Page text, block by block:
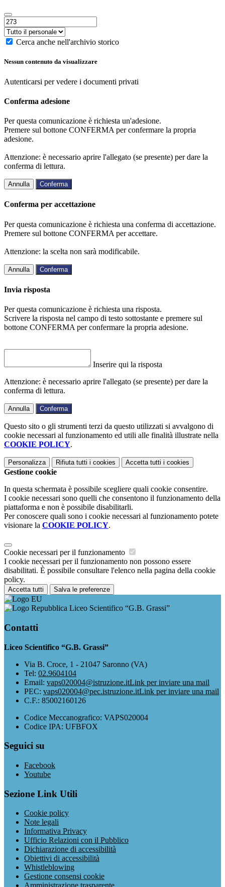
Cerca anche nell'archivio storico
Nessun contenuto da visualizzare
Autenticarsi per vedere i documenti privati
Conferma adesione
Per questa comunicazione è richiesta un'adesione.
Premere sul bottone CONFERMA per confermare la propria
adesione.
Attenzione: è necessario aprire l'allegato (se presente) per dare la
conferma di lettura.
Annulla Conferma
Conferma per accettazione
Per questa comunicazione è richiesta una conferma di accettazione.
Premere sul bottone CONFERMA per accettare.
Attenzione: la scelta non sarà modificabile.
Annulla Conferma
Invia risposta
Per questa comunicazione è richiesta una risposta.
Scrivere la risposta nel campo di testo sottostante e premere sul
bottone CONFERMA per confermare la propria adesione.
Inserire qui la risposta
Attenzione: è necessario aprire l'allegato (se presente) per dare la
conferma di lettura.
Annulla Conferma
Questo sito o gli strumenti terzi da questo utilizzati si avvalgono di
cookie necessari al funzionamento ed utili alle finalità illustrate nella
COOKIE POLICY.
Personalizza Rifiuta tutti i cookies Accetta tutti i cookies
Gestione cookie
In questa schermata è possibile scegliere quali cookie consentire.
I cookie necessari sono quelli che consentono il funzionamento della
piattaforma e non è possibile disabilitarli.
Per conoscere quali sono i cookie necessari al funzionamento potete
visionare la COOKIE POLICY.
Cookie necessari per il funzionamento
I cookie necessari per il funzionamento non possono essere
disabilitati. È possibile consultare l'elenco nella pagina della cookie
policy.
Accetta tutti Salva le preferenze
Liceo Scientifico “G.B. Grassi”
Contatti
Liceo Scientifico “G.B. Grassi”
Via B. Croce, 1 - 21047 Saronno (VA)
Tel: 02.9604104
Email: vaps020004@istruzione.itLink per inviare una mail
PEC: vaps020004@pec.istruzione.itLink per inviare una mail
C.F.: 85002160126
Codice Meccanografico: VAPS020004
Codice IPA: UFBFOX
Seguici su
Facebook
Youtube
Sezione Link Utili
Cookie policy
Note legali
Informativa Privacy
Ufficio Relazioni con il Pubblico
Dichiarazione di accessibilità
Obiettivi di accessibilità
Whistleblowing
Gestione consensi cookie